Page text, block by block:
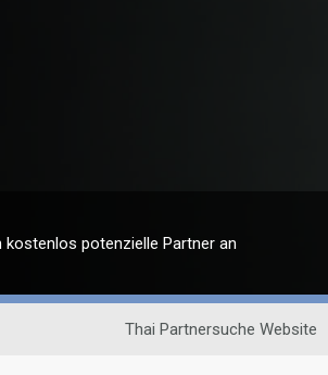
kostenlos potenzielle Partner an
Thai Partnersuche Website